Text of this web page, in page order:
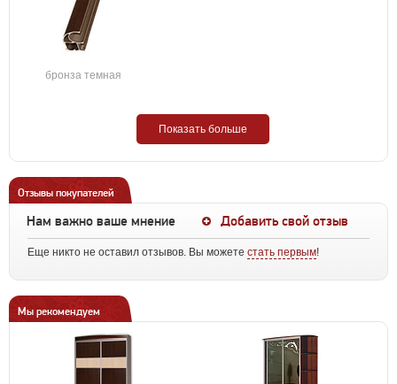
бронза темная
Показать больше
Отзывы покупателей
Нам важно ваше мнение Добавить свой отзыв
Еще никто не оставил отзывов. Вы можете стать первым!
Мы рекомендуем